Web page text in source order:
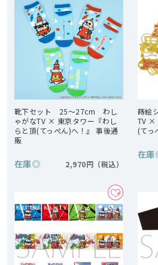
靴下セット 25～27cm わし
ゃがなTV × 東京タワー『わし
らと頂(てっぺん)へ！』 事後通
販
在庫◎ 2,970円
蒔絵
TV ×
(てっ
在庫